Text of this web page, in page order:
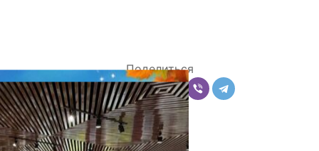
Поделиться
Комментарии